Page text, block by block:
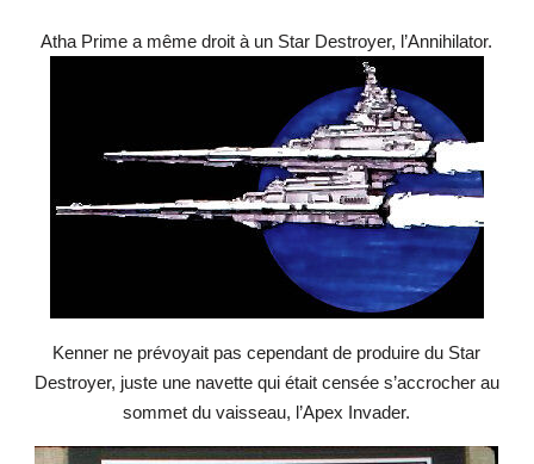
Atha Prime a même droit à un Star Destroyer, l’Annihilator.
Kenner ne prévoyait pas cependant de produire du Star
Destroyer, juste une navette qui était censée s’accrocher au
sommet du vaisseau, l’Apex Invader.